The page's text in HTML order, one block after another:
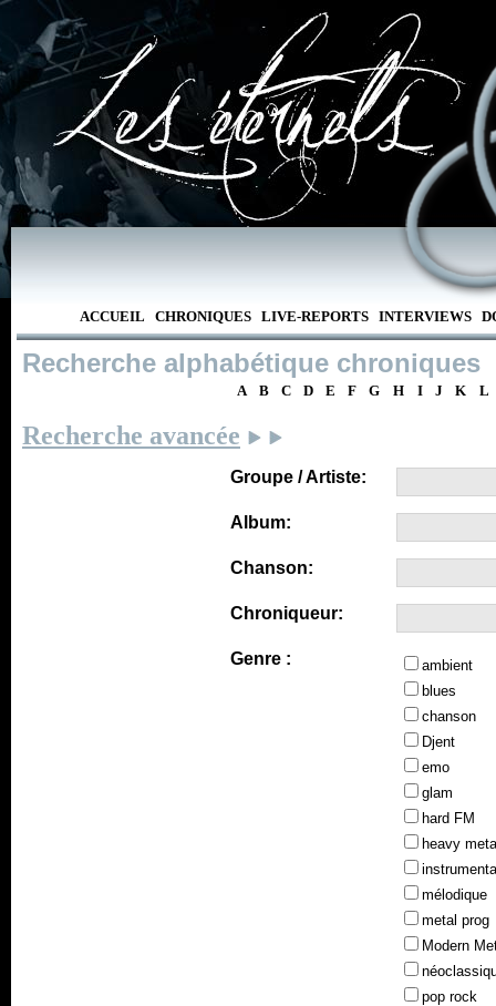
ACCUEIL CHRONIQUES LIVE-REPORTS INTERVIEWS
Recherche alphabétique chroniques
A B C D E F G H I J K L
Recherche avancée
Groupe / Artiste:
Album:
Chanson:
Chroniqueur:
Genre :
ambient
blues
chanson
Djent
emo
glam
hard FM
heavy
mélodique
metal prog
Modern
pop rock